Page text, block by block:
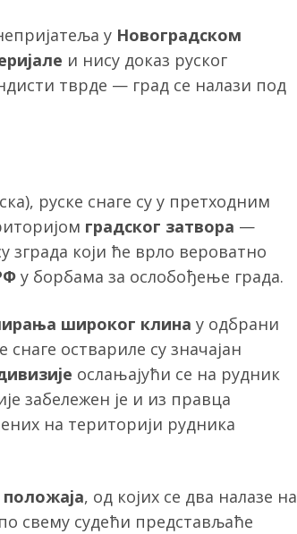
у Новоградском
и нису доказ руског
тврде — град се налази под
руске снаге су у претходним
градског затвора —
зграда који ће врло вероватно
у борбама за ослобођење града.
широког клина у одбрани
оствариле су значајан
ослањајући се на рудник
забележен је и из правца
на територији рудника
, од којих се два налазе на
свему судећи представљаће